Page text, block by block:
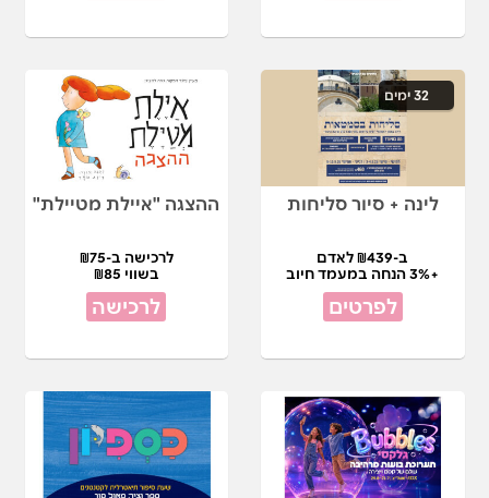
לינה + סיור סליחות
ב-₪439 לאדם
+3% הנחה במעמד חיוב
לפרטים
32 ימים
ההצגה "איילת מטיילת"
לרכישה ב-₪75
בשווי ₪85
לרכישה